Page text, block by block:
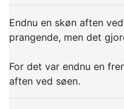
Endnu en skøn aften
prangende, men det
For det var endnu en
aften ved søen.